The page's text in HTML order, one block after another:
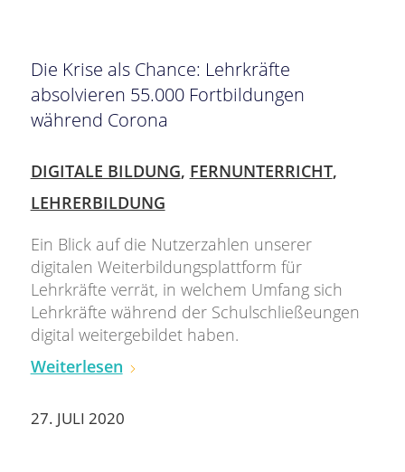
Die Krise als Chance: Lehrkräfte
absolvieren 55.000 Fortbildungen
während Corona
DIGITALE BILDUNG, FERNUNTERRICHT,
LEHRERBILDUNG
Ein Blick auf die Nutzerzahlen unserer
digitalen Weiterbildungsplattform für
Lehrkräfte verrät, in welchem Umfang sich
Lehrkräfte während der Schulschließeungen
digital weitergebildet haben.
Weiterlesen
27. JULI 2020